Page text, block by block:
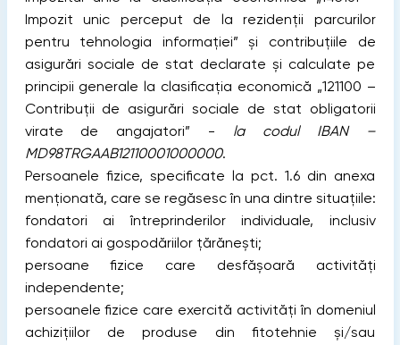
Impozit unic perceput de la rezidenții parcurilor
pentru tehnologia informației” şi contribuţiile de
asigurări sociale de stat declarate şi calculate pe
principii generale la clasificaţia economică „121100 –
Contribuţii de asigurări sociale de stat obligatorii
virate de angajatori” - la codul IBAN –
MD98TRGAAB12110001000000.
Persoanele fizice, specificate la pct. 1.6 din anexa
menţionată, care se regăsesc în una dintre situațiile:
fondatori ai întreprinderilor individuale, inclusiv
fondatori ai gospodăriilor țărănești;
persoane fizice care desfășoară activități
independente;
persoanele fizice care exercită activităţi în domeniul
achizițiilor de produse din fitotehnie și/sau